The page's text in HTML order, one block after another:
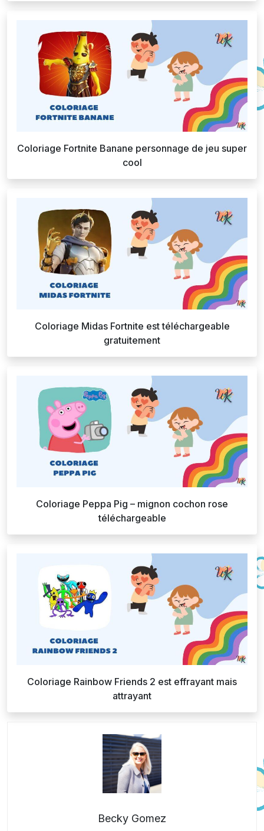
Coloriage Fortnite Banane personnage de jeu super
cool
Coloriage Midas Fortnite est téléchargeable
gratuitement
Coloriage Peppa Pig – mignon cochon rose
téléchargeable
Coloriage Rainbow Friends 2 est effrayant mais
attrayant
Becky Gomez